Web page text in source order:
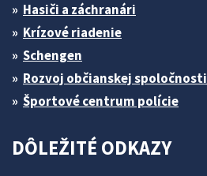
Hasiči a záchranári
Krízové riadenie
Schengen
Rozvoj občianskej spoločnosti
Športové centrum polície
DÔLEŽITÉ ODKAZY